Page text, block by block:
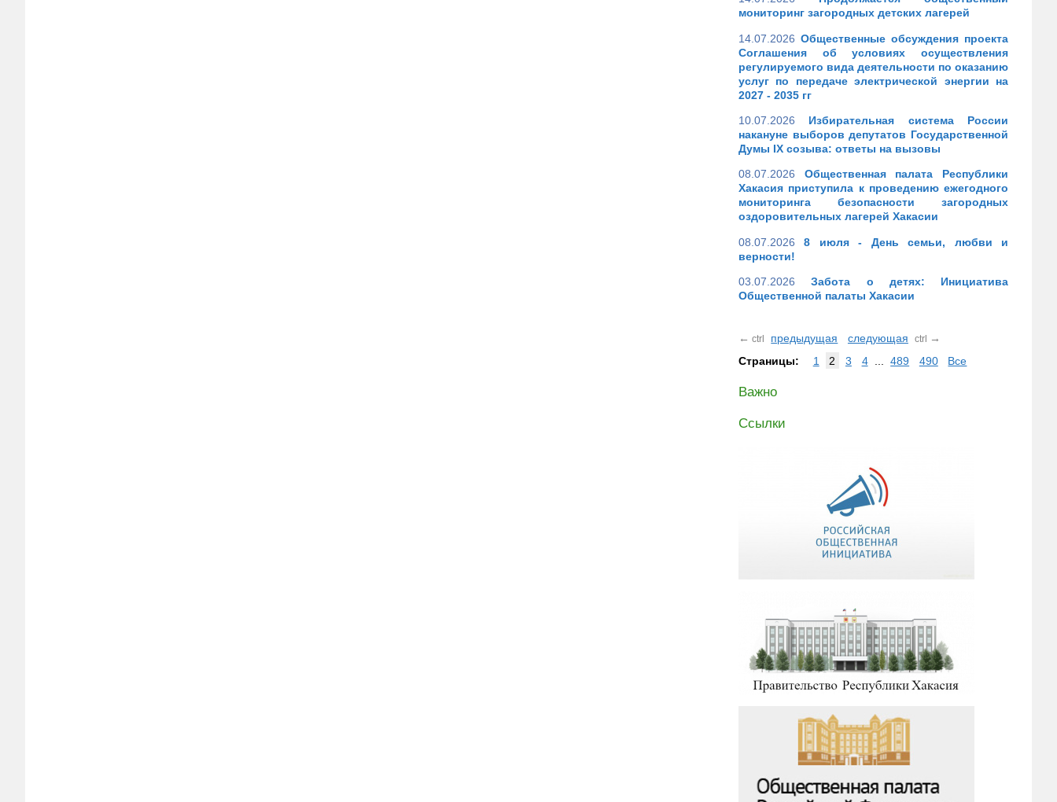
мониторинг загородных детских лагерей
14.07.2026 Общественные обсуждения проекта
Соглашения об условиях осуществления
регулируемого вида деятельности по оказанию
услуг по передаче электрической энергии на
2027 - 2035 гг
10.07.2026
Избирательная система России
накануне выборов депутатов Государственной
Думы IX созыва: ответы на вызовы
08.07.2026
Общественная палата Республики
Хакасия приступила к проведению ежегодного
мониторинга безопасности загородных
оздоровительных лагерей Хакасии
08.07.2026
8 июля - День семьи, любви и
верности!
03.07.2026
Забота о детях: Инициатива
Общественной палаты Хакасии
← ctrl предыдущая следующая ctrl →
Страницы:
1 2 3 4 489 490 Все
Важно
Ссылки